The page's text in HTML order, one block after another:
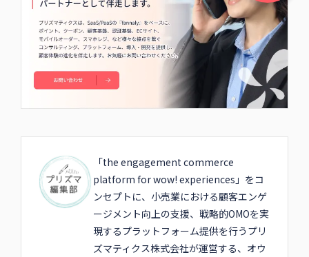
「the engagement commerce
platform for wow! experiences」をコ
ンセプトに、小売業における顧客エンゲ
ージメント向上の支援、戦略的OMOを実
現するプラットフォーム提供を行うプリ
ズマティクス株式会社が運営する、オウ